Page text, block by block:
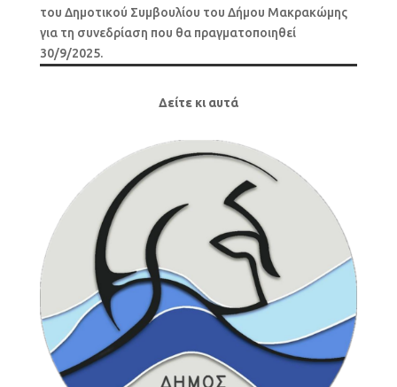
του Δημοτικού Συμβουλίου του Δήμου Μακρακώμης
για τη συνεδρίαση που θα πραγματοποιηθεί
30/9/2025.
Δείτε κι αυτά